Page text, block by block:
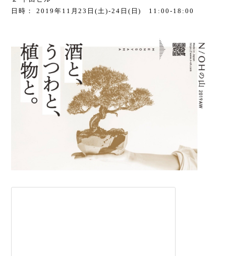
日時： 2019年11月23日(土)-24日(日) 11:00-18:00